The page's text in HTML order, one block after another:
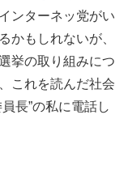
ンターネッ党がい
かもしれないが、
挙の取り組みにつ
これを読んだ社会
長”の私に電話し